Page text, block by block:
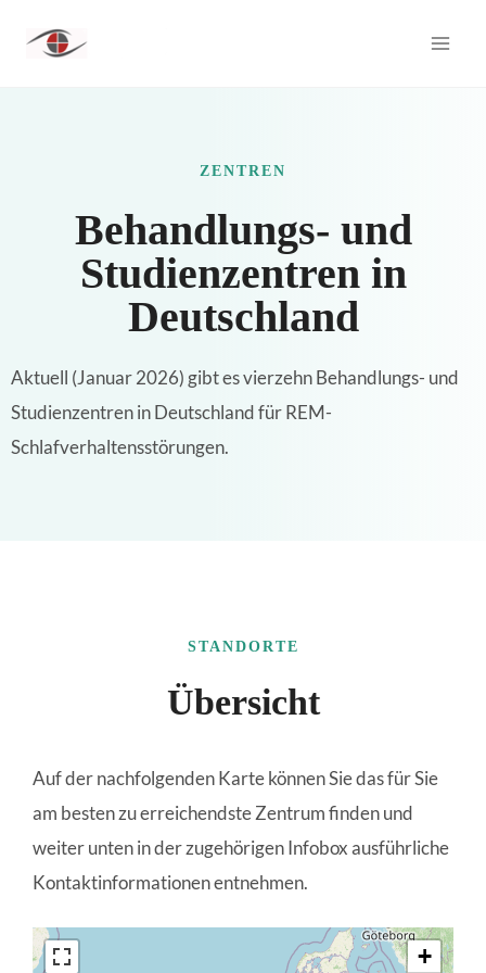
Inhalt
ZENTREN​
Behandlungs- und
Studienzentren in
Deutschland
Aktuell (Januar 2026) gibt es vierzehn Behandlungs- und
Studienzentren in Deutschland für REM-
Schlafverhaltensstörungen.
STANDORTE
Übersicht
Auf der nachfolgenden Karte können Sie das für Sie
am besten zu erreichendste Zentrum finden und
weiter unten in der zugehörigen Infobox ausführliche
Kontaktinformationen entnehmen.
+